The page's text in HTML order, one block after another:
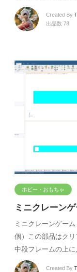
Created By
出品数 78
ホビー・おもちゃ
ミニクレーン
ミニクレーンゲー
個）この部品はクリ
中段フレームの上
Created By